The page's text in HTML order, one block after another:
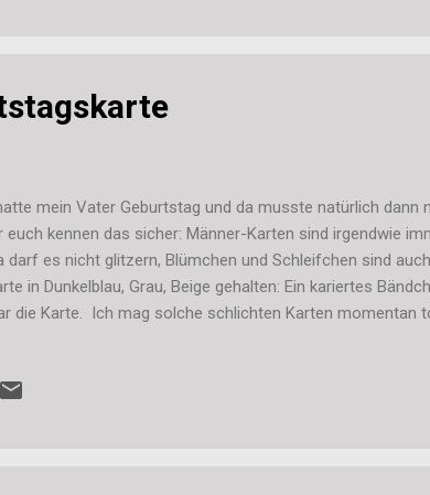
mein Vater Geburtstag und da musste natürlich dann
euch kennen das sicher: Männer-Karten sind irgendwie
darf es nicht glitzern, Blümchen und Schleifchen sind
in Dunkelblau, Grau, Beige gehalten: Ein kariertes
die Karte. Ich mag solche schlichten Karten momentan
habe) eine weitere Männer-Karte und eine zum Umzug.